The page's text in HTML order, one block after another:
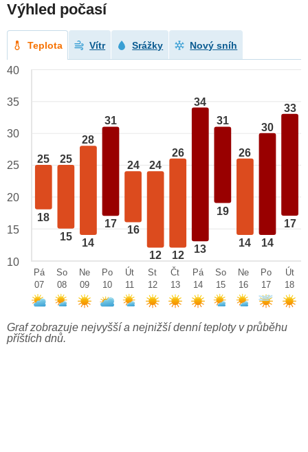
Výhled počasí
Teplota Vítr Srážky Nový sníh
25
18
25
15
28
14
31
17
24
16
24
12
26
12
34
13
31
19
26
14
30
14
33
17
40
35
30
25
20
15
10
Pá
07
So
08
Ne
09
Po
10
Út
11
St
12
Čt
13
Pá
14
So
15
Ne
16
Po
17
Út
18
Graf zobrazuje nejvyšší a nejnižší denní teploty v průběhu
příštích dnů.